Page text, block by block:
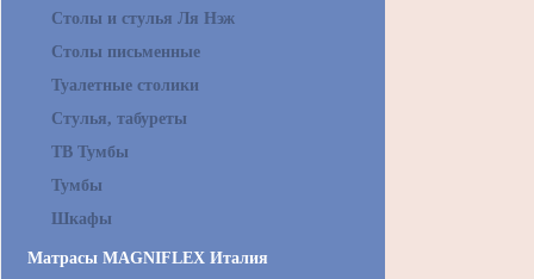
Столы и стулья Ля Нэж
Столы письменные
Туалетные столики
Стулья, табуреты
ТВ Тумбы
Тумбы
Шкафы
Матрасы MAGNIFLEX Италия